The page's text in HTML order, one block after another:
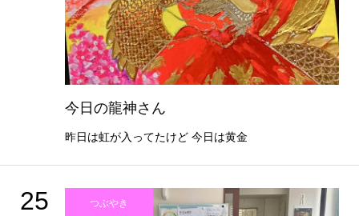
今日の龍神さん
昨日は虹が入ってたけど 今日は黄金
25 つぶやき